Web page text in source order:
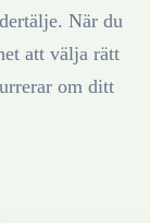
. När du
att välja rätt
om ditt